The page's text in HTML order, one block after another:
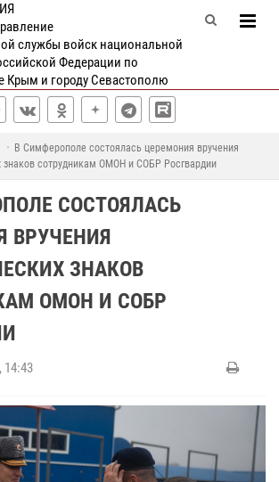
службы войск национальной
Федерации по
Крым и городу Севастополю
В Симферополе состоялась церемония вручения
знаков сотрудникам ОМОН и СОБР Росгвардии
СОСТОЯЛАСЬ
ВРУЧЕНИЯ
ЗНАКОВ
ОМОН И СОБР
14:43